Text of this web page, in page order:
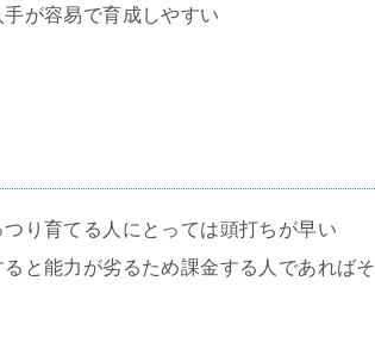
が容易で育成しやすい
り育てる人にとっては頭打ちが早い
と能力が劣るため課金する人であればそ